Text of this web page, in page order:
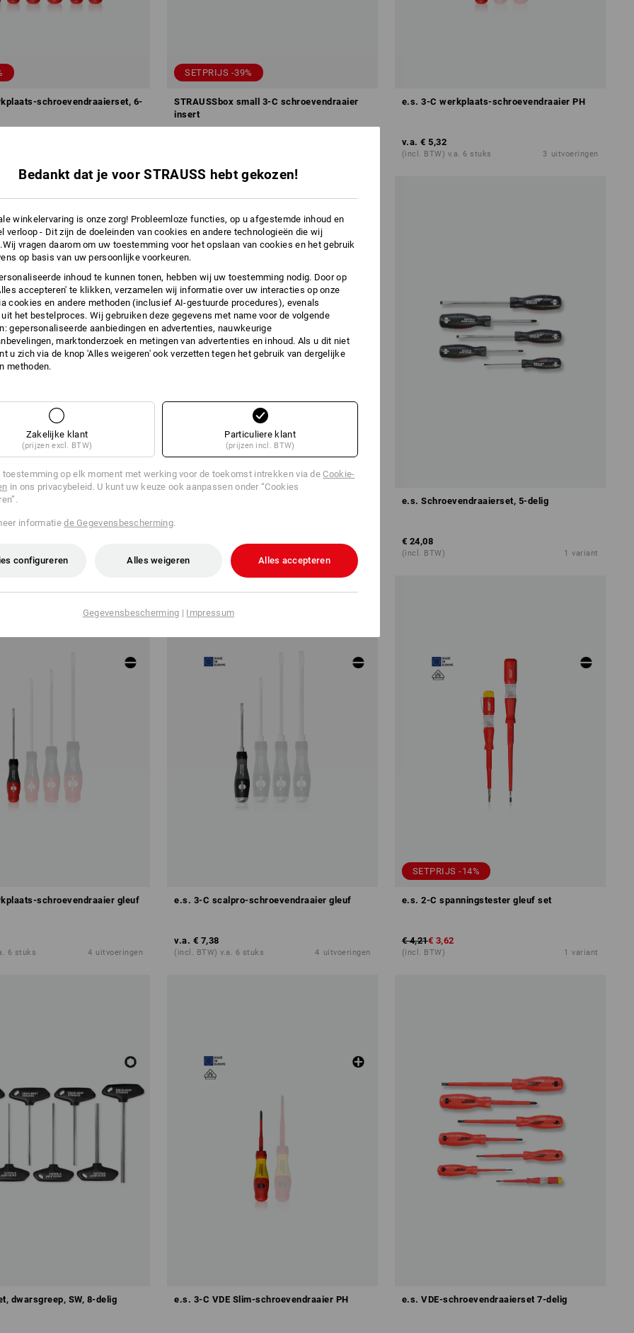
schroevendraaierset, 6-
SETPRIJS -39%
STRAUSSbox small 3-C schroevendraaier
insert
e.s. 3-C werkplaats-schroevendraaier PH
v.a. € 5,32
(incl. BTW) v.a. 6 stuks 3 uitvoeringen
schroevendraaier TX,
(incl. BTW) v.a. 6 sets variant
e.s. Schroevendraaierset, 5-delig
€ 24,08
(incl. BTW) 1 variant
schroevendraaier gleuf
6 stuks 4 uitvoeringen
e.s. 3-C scalpro-schroevendraaier gleuf
v.a. € 7,38
(incl. BTW) v.a. 6 stuks 4 uitvoeringen
SETPRIJS -14%
e.s. 2-C spanningstester gleuf set
€ 4,21€ 3,62
(incl. BTW) 1 variant
dwarsgreep, SW, 8-delig e.s. 3-C VDE Slim-schroevendraaier PH e.s. VDE-schroevendraaierset 7-delig
Bedankt dat je voor STRAUSS hebt gekozen!
winkelervaring is onze zorg! Probleemloze functies, op u afgestemde inhoud en
verloop - Dit zijn de doeleinden van cookies en andere technologieën die wij
vragen daarom om uw toestemming voor het opslaan van cookies en het gebruik
op basis van uw persoonlijke voorkeuren.
inhoud te kunnen tonen, hebben wij uw toestemming nodig. Door op
accepteren' te klikken, verzamelen wij informatie over uw interacties op onze
cookies en andere methoden (inclusief AI-gestuurde procedures), evenals
het bestelproces. Wij gebruiken deze gegevens met name voor de volgende
gepersonaliseerde aanbiedingen en advertenties, nauwkeurige
marktonderzoek en metingen van advertenties en inhoud. Als u dit niet
u zich via de knop 'Alles weigeren' ook verzetten tegen het gebruik van dergelijke
methoden.
Zakelijke klant
(prijzen excl. BTW)
Particuliere klant
(prijzen incl. BTW)
toestemming op elk moment met werking voor de toekomst intrekken via deCookie-
in ons privacybeleid. U kunt uw keuze ook aanpassen onder “Cookies
informatiede Gegevensbescherming.
configureren Alles weigeren Alles accepteren
Gegevensbescherming | Impressum